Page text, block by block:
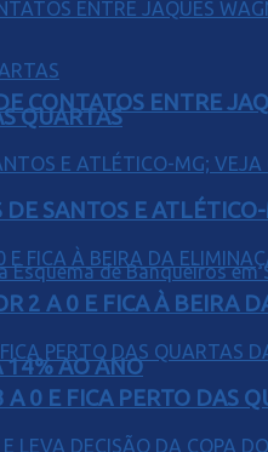
CONTATOS ENTRE
14% AO ANO
QUARTAS
SANTOS E
2 A 0 E FICA À BEIRA
0 E FICA PERTO DAS